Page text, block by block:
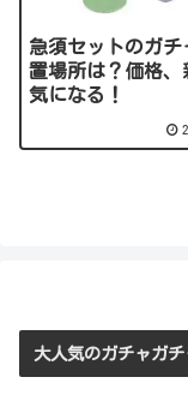
急須セットのガチ
置場所は？価格、
気になる！
大人気のガチャガ